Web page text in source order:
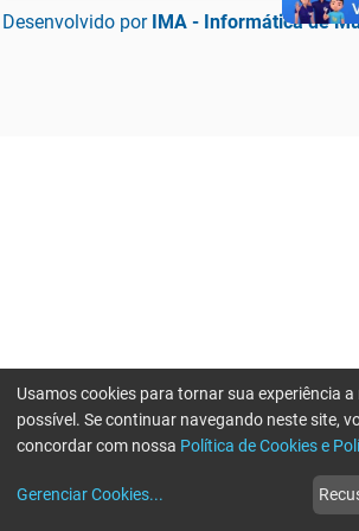
Desenvolvido por IMA - Informática de
Usamos cookies para tornar sua experiência a
possível. Se continuar navegando neste site,
concordar com nossa Política de Cookies e
Gerenciar Cookies...
Erro ao enviar informações, por favor tente